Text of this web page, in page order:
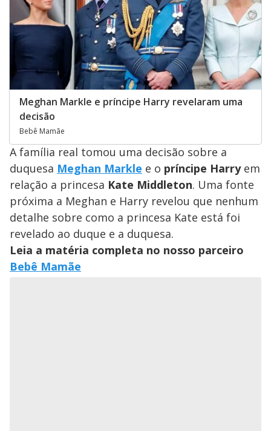
Meghan Markle e príncipe Harry revelaram uma
decisão
Bebê Mamãe
A família real tomou uma decisão sobre a
duquesa Meghan Markle e o príncipe Harry em
relação a princesa Kate Middleton. Uma fonte
próxima a Meghan e Harry revelou que nenhum
detalhe sobre como a princesa Kate está foi
revelado ao duque e a duquesa.
Leia a matéria completa no nosso parceiro
Bebê Mamãe